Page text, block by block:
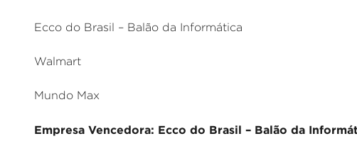
Ecco do Brasil – Balão da Informática
Walmart
Mundo Max
Empresa Vencedora: Ecco do Brasil – Balão da